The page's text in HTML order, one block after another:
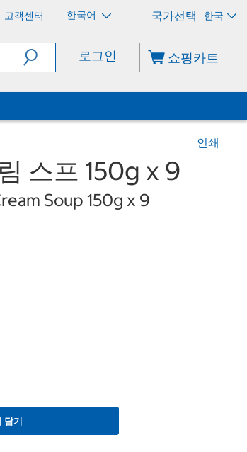
고객센터 한국어 한국
로그인 쇼핑카트
인쇄
스프 150g x 9
Soup 150g x 9
담기